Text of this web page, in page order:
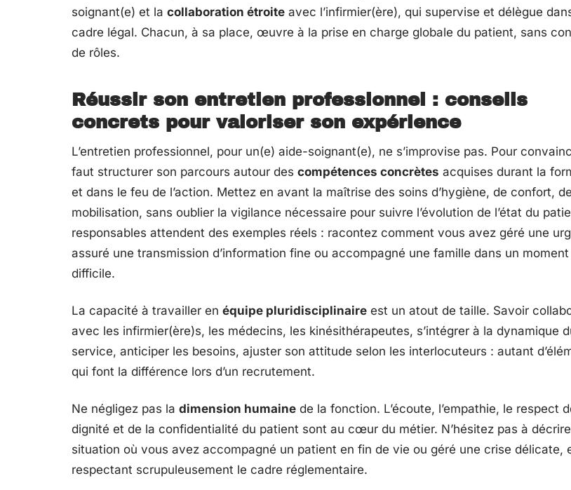
soignant(e) et la collaboration étroite avec l’infirmier(ère), qui supervise et délègue
cadre légal. Chacun, à sa place, œuvre à la prise en charge globale du patient, sans
de rôles.
Réussir son entretien professionnel : conseils
concrets pour valoriser son expérience
L’entretien professionnel, pour un(e) aide-soignant(e), ne s’improvise pas. Pour
faut structurer son parcours autour des compétences concrètes acquises durant la
et dans le feu de l’action. Mettez en avant la maîtrise des soins d’hygiène, de confort, de
mobilisation, sans oublier la vigilance nécessaire pour suivre l’évolution de l’état du
responsables attendent des exemples réels : racontez comment vous avez géré une
assuré une transmission d’information fine ou accompagné une famille dans un moment
difficile.
La capacité à travailler en équipe pluridisciplinaire est un atout de taille. Savoir
avec les infirmier(ère)s, les médecins, les kinésithérapeutes, s’intégrer à la dynamique
service, anticiper les besoins, ajuster son attitude selon les interlocuteurs : autant
qui font la différence lors d’un recrutement.
Ne négligez pas la dimension humaine de la fonction. L’écoute, l’empathie, le respect
dignité et de la confidentialité du patient sont au cœur du métier. N’hésitez pas à
situation où vous avez accompagné un patient en fin de vie ou géré une crise délicate,
respectant scrupuleusement le cadre réglementaire.